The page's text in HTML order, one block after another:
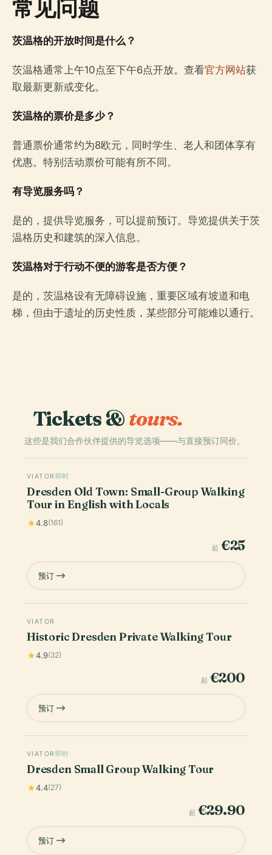
常见问题
茨温格的开放时间是什么？
茨温格通常上午10点至下午6点开放。查看官方网站获
取最新更新或变化。
茨温格的票价是多少？
普通票价通常约为8欧元，同时学生、老人和团体享有
优惠。特别活动票价可能有所不同。
有导览服务吗？
是的，提供导览服务，可以提前预订。导览提供关于茨
温格历史和建筑的深入信息。
茨温格对于行动不便的游客是否方便？
是的，茨温格设有无障碍设施，重要区域有坡道和电
梯，但由于遗址的历史性质，某些部分可能难以通行。
Tickets &tours.
这些是我们合作伙伴提供的导览选项——与直接预订同价。
VIATOR 即时
Dresden Old Town: Small-Group Walking
Tour in English with Locals
4.8(161)
起 €25
预订
VIATOR
Historic Dresden Private Walking Tour
4.9(32)
起 €200
预订
VIATOR 即时
Dresden Small Group Walking Tour
4.4(27)
起 €29.90
预订